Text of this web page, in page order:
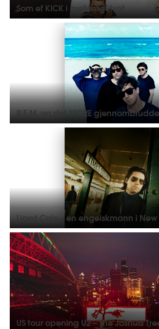
Som et KICK i mellomgulvet
R.E.M. og det STORE
Lloyd Cole – en engelskmann i New
US tour opening U2 – The Joshua